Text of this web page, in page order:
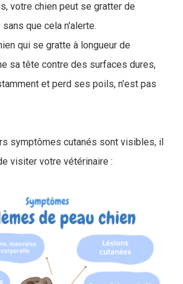
votre chien peut se gratter de
que cela n'alerte.
qui se gratte à longueur de
sa tête contre des surfaces dures,
et perd ses poils, n'est pas
symptômes cutanés sont visibles, il
visiter votre vétérinaire :